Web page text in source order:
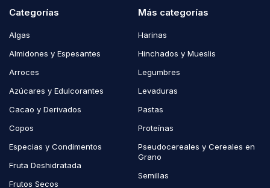
Categorías
Algas
Almidones y Espesantes
Arroces
Azúcares y Edulcorantes
Cacao y Derivados
Copos
Especias y Condimentos
Fruta Deshidratada
Frutos Secos
Más categorías
Harinas
Hinchados y Mueslis
Legumbres
Levaduras
Pastas
Proteínas
Pseudocereales y Cereales en
Grano
Semillas